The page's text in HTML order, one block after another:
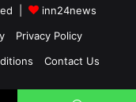
|
inn24news
Privacy Policy
Contact Us